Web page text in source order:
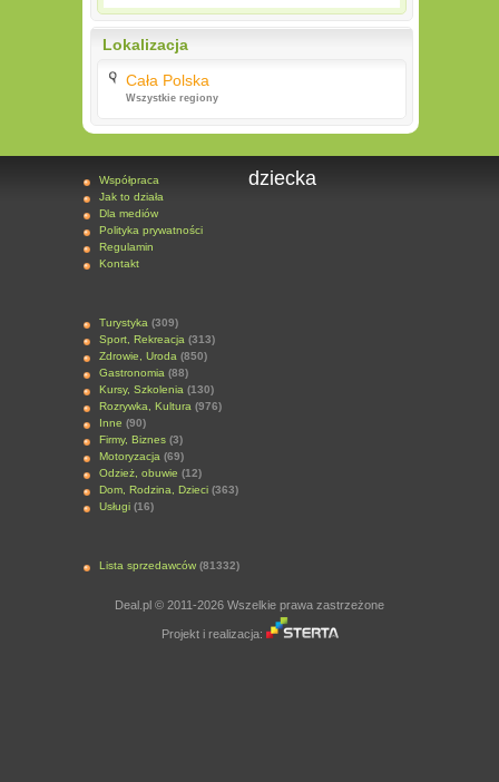
Lokalizacja
Cała Polska
Wszystkie regiony
Współpraca
Jak to działa
Dla mediów
Polityka prywatności
Regulamin
Kontakt
Turystyka (309)
Sport, Rekreacja (313)
Zdrowie, Uroda (850)
Gastronomia (88)
Kursy, Szkolenia (130)
Rozrywka, Kultura (976)
Inne (90)
Firmy, Biznes (3)
Motoryzacja (69)
Odzież, obuwie (12)
Dom, Rodzina, Dzieci (363)
Usługi (16)
Lista sprzedawców (81332)
dziecka
Deal.pl © 2011-2026 Wszelkie prawa zastrzeżone
Projekt i realizacja: